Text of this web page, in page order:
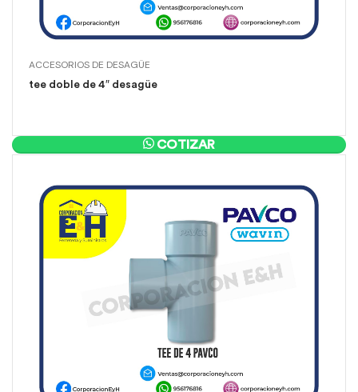
ACCESORIOS DE DESAGÜE
tee doble de 4″ desagüe
COTIZAR